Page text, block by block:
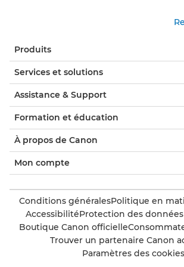
Produits
Services et solutions
Assistance & Support
Formation et éducation
À propos de Canon
Mon compte
Conditions généralesPolitique en
AccessibilitéProtection des
Boutique Canon officielle
Trouver un partenaire Canon
Paramètres des cookies